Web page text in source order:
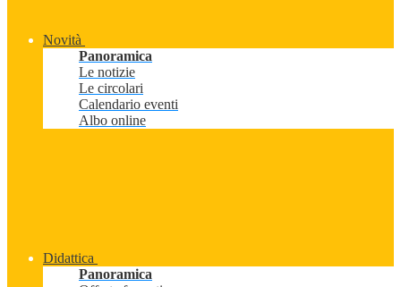
Novità
Panoramica
Le notizie
Le circolari
Calendario eventi
Albo online
Didattica
Panoramica